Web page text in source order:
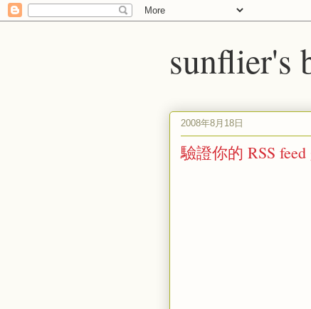
sunflier's
2008年8月18日
驗證你的 RSS